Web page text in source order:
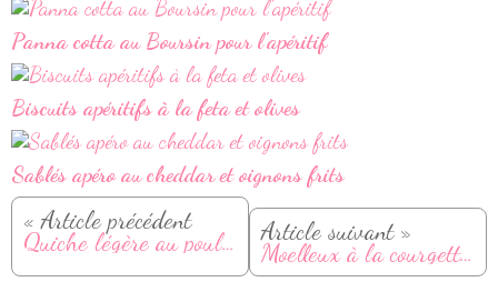
Panna cotta au Boursin pour l'apéritif
Biscuits apéritifs à la feta et olives
Sablés apéro au cheddar et oignons frits
« Article précédent
Quiche légère au poulet, courgette et curry Article suivant »
Moelleux à la courgette et coeur fondant à la vache qui rit